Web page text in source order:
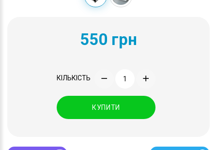
550 грн
КІЛЬКІСТЬ
КУПИТИ